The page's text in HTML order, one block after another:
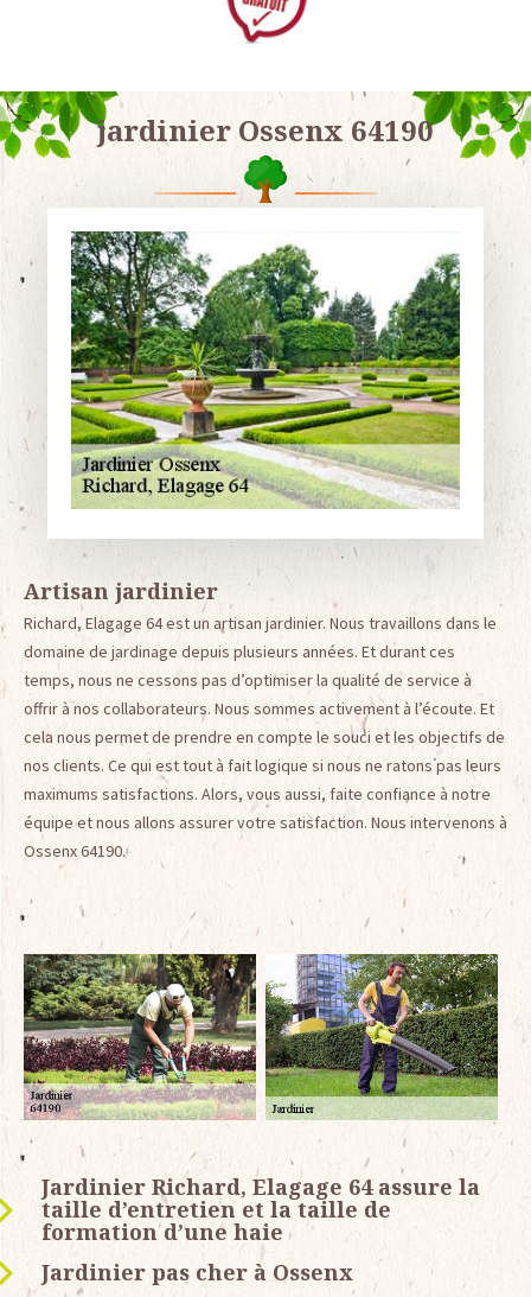
jardinier Ossenx 64190
Artisan jardinier
Richard, Elagage 64 est un artisan jardinier. Nous travaillons dans le
domaine de jardinage depuis plusieurs années. Et durant ces
temps, nous ne cessons pas d’optimiser la qualité de service à
offrir à nos collaborateurs. Nous sommes activement à l’écoute. Et
cela nous permet de prendre en compte le souci et les objectifs de
nos clients. Ce qui est tout à fait logique si nous ne ratons pas leurs
maximums satisfactions. Alors, vous aussi, faite confiance à notre
équipe et nous allons assurer votre satisfaction. Nous intervenons à
Ossenx 64190.
Jardinier Richard, Elagage 64 assure la
taille d’entretien et la taille de
formation d’une haie
Jardinier pas cher à Ossenx